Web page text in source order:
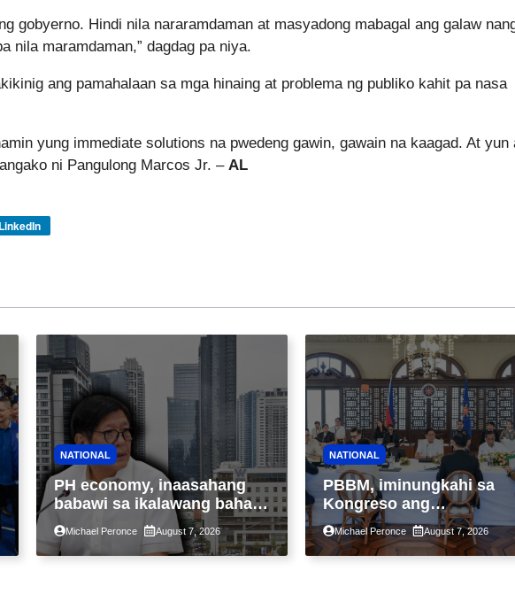
gobyerno. Hindi nila nararamdaman at masyadong mabagal ang galaw
nila maramdaman,” dagdag pa niya.
ang pamahalaan sa mga hinaing at problema ng publiko kahit pa nasa
yung immediate solutions na pwedeng gawin, gawain na kaagad. At yun
ni Pangulong Marcos Jr. – AL
LinkedIn
NATIONAL
PH economy, inaasahang
babawi sa ikalawang bahagi
ng taon kasunod ng 2.3%
GDP dulot ng Middle East
war, pagkaantala ng public
Michael Peronce August 7, 2026
NATIONAL
PBBM, iminungkahi sa
Kongreso ang
pansamantalang
suspensyon sa
pagpapatupad ng Real
Michael Peronce August 7, 2026